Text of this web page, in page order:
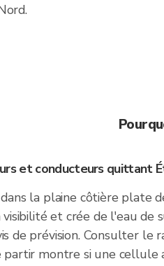
et conducteurs quittant
la plaine côtière plate
et crée de l'eau de
de prévision. Consulter le
partir montre si une cellule